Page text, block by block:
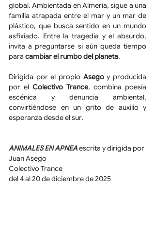
global. Ambientada en Almería, sigue a una
familia atrapada entre el mar y un mar de
plástico, que busca sentido en un mundo
asfixiado. Entre la tragedia y el absurdo,
invita a preguntarse si aún queda tiempo
para cambiar el rumbo del planeta.
Dirigida por el propio Asego y producida
por el Colectivo Trance, combina poesía
escénica y denuncia ambiental,
convirtiéndose en un grito de auxilio y
esperanza desde el sur.
ANIMALES EN APNEA escrita y dirigida por
Juan Asego
Colectivo Trance
del 4 al 20 de diciembre de 2025